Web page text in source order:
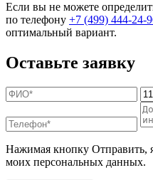
Если вы не можете
по телефону +7 (499) 444-24-
оптимальный вариант.
Оставьте заявку
Нажимая кнопку Отправить,
моих персональных данных.